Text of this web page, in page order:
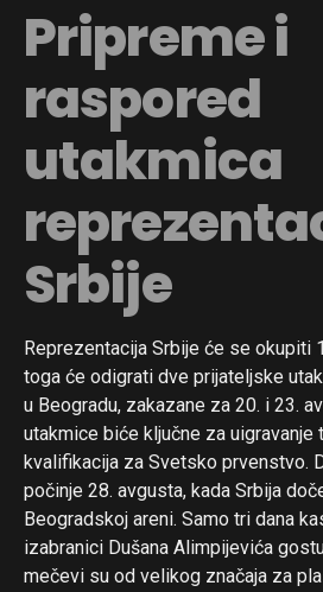
Pripreme i
raspored
utakmica
Srbije
Reprezentacija Srbije će se okupiti
toga će odigrati dve prijateljske
u Beogradu, zakazane za 20. i 23.
utakmice biće ključne za uigravanje
kvalifikacija za Svetsko prvenstvo.
počinje 28. avgusta, kada Srbija
Beogradskoj areni. Samo tri dana
izabranici Dušana Alimpijevića
mečevi su od velikog značaja za